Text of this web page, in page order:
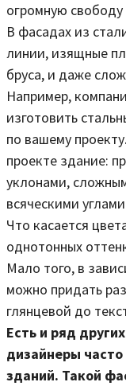
огромную
В фасадах из
линии, изящные
бруса, и даже
Например,
изготовить
по вашему
проекте здание:
уклонами,
всяческими
Что касается
однотонных
Мало того, в
можно придать
глянцевой до
Есть и ряд
дизайнеры
зданий. Такой